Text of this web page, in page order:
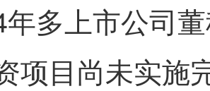
多上市公司
项目尚未实施